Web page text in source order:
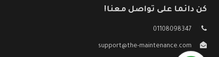
كن دائما على تواصل معنا!
01108098347
support@the-maintenance.com